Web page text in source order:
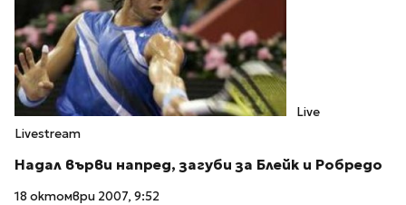
Live
Livestream
Надал върви напред, загуби за Блейк и Робредо
18 октомври 2007, 9:52